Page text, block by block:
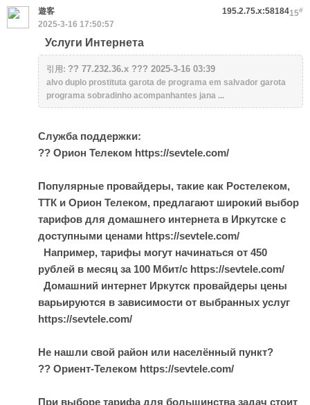
15#
遊客
195.2.75.x:58184
2025-3-16 17:50:57
Услуги Интернета
引用: ?? 77.232.36.x ??? 2025-3-16 03:39
alvo duplo prostituta garota de programa em salvador garota
programa sobradinho acompanhantes jana ...
Служба поддержки:
?? Орион Телеком https://sevtele.com/
Популярные провайдеры, такие как Ростелеком,
ТТК и Орион Телеком, предлагают широкий выбор
тарифов для домашнего интернета в Иркутске с
доступными ценами https://sevtele.com/
Например, тарифы могут начинаться от 450
рублей в месяц за 100 Мбит/с https://sevtele.com/
Домашний интернет Иркутск провайдеры цены
варьируются в зависимости от выбранных услуг
https://sevtele.com/
Не нашли свой район или населённый пункт?
?? Ориент-Телеком https://sevtele.com/
При выборе тарифа для большинства задач стоит